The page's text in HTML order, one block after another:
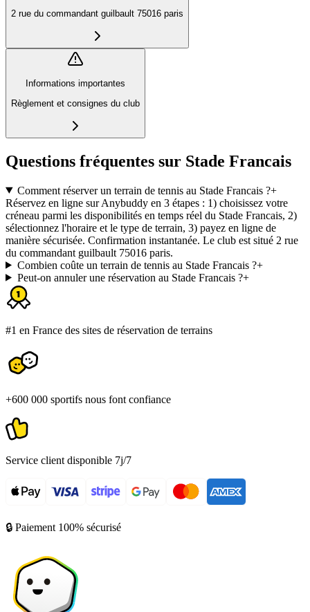
2 rue du commandant guilbault 75016 paris
Informations importantes
Règlement et consignes du club
Questions fréquentes sur Stade Francais
Comment réserver un terrain de tennis au Stade Francais ?+
Réservez en ligne sur Anybuddy en 3 étapes : 1) choisissez votre
créneau parmi les disponibilités en temps réel du Stade Francais, 2)
sélectionnez l'horaire et le type de terrain, 3) payez en ligne de
manière sécurisée. Confirmation instantanée. Le club est situé 2 rue
du commandant guilbault 75016 paris.
Combien coûte un terrain de tennis au Stade Francais ?+
Peut-on annuler une réservation au Stade Francais ?+
#1 en France des sites de réservation de terrains
+600 000 sportifs nous font confiance
Service client disponible 7j/7
🔒 Paiement 100% sécurisé